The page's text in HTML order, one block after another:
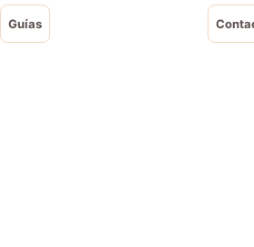
Guías